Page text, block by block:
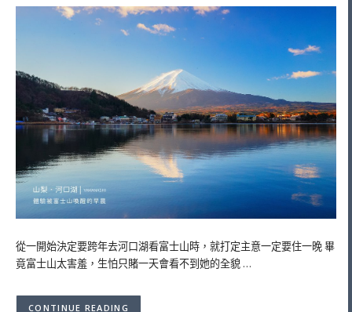
從一開始決定要跨年去河口湖看富士山時，就打定主意一定要住一晚 畢
竟富士山太害羞，生怕只賭一天會看不到她的全貌 …
CONTINUE READING